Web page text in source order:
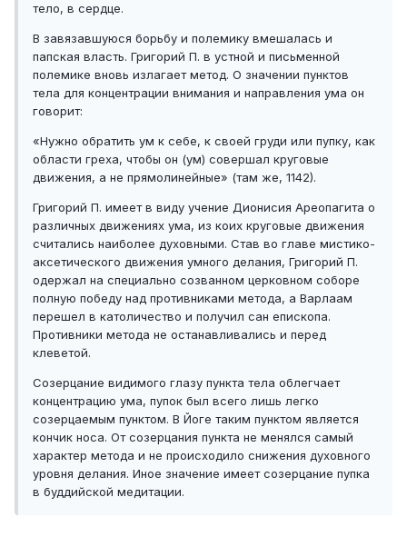
тело, в сердце.
В завязавшуюся борьбу и полемику вмешалась и
папская власть. Григорий П. в устной и письменной
полемике вновь излагает метод. О значении пунктов
тела для концентрации внимания и направления ума он
говорит:
«Нужно обратить ум к себе, к своей груди или пупку, как
области греха, чтобы он (ум) совершал круговые
движения, а не прямолинейные» (там же, 1142).
Григорий П. имеет в виду учение Дионисия Ареопагита о
различных движениях ума, из коих круговые движения
считались наиболее духовными. Став во главе мистико-
аксетического движения умного делания, Григорий П.
одержал на специально созванном церковном соборе
полную победу над противниками метода, а Варлаам
перешел в католичество и получил сан епископа.
Противники метода не останавливались и перед
клеветой.
Созерцание видимого глазу пункта тела облегчает
концентрацию ума, пупок был всего лишь легко
созерцаемым пунктом. В Йоге таким пунктом является
кончик носа. От созерцания пункта не менялся самый
характер метода и не происходило снижения духовного
уровня делания. Иное значение имеет созерцание пупка
в буддийской медитации.